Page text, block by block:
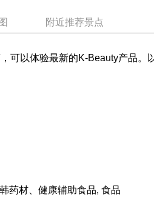
附近推荐景点
可以体验最新的K-Beauty产品
药材、健康辅助食品, 食品